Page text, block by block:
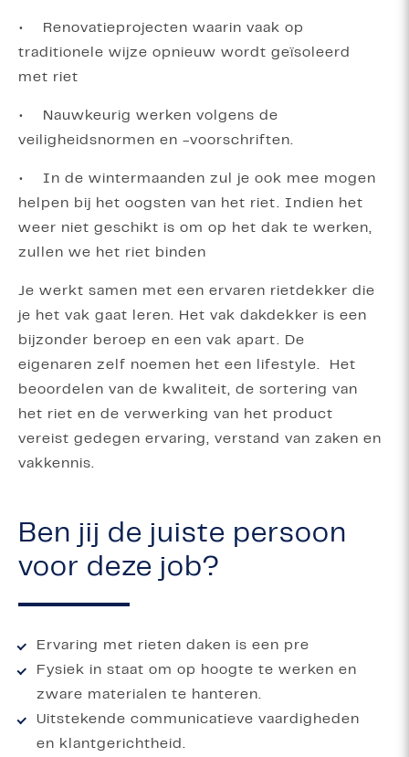
• Renovatieprojecten waarin vaak op
traditionele wijze opnieuw wordt geïsoleerd
met riet
• Nauwkeurig werken volgens de
veiligheidsnormen en -voorschriften.
• In de wintermaanden zul je ook mee mogen
helpen bij het oogsten van het riet. Indien het
weer niet geschikt is om op het dak te werken,
zullen we het riet binden
Je werkt samen met een ervaren rietdekker die
je het vak gaat leren. Het vak dakdekker is een
bijzonder beroep en een vak apart. De
eigenaren zelf noemen het een lifestyle. Het
beoordelen van de kwaliteit, de sortering van
het riet en de verwerking van het product
vereist gedegen ervaring, verstand van zaken en
vakkennis.
Ben jij de juiste persoon
voor deze job?
Ervaring met rieten daken is een pre
Fysiek in staat om op hoogte te werken en
zware materialen te hanteren.
Uitstekende communicatieve vaardigheden
en klantgerichtheid.